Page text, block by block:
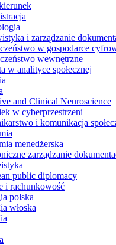
i zarządzanie
w gospodarce
wewnętrzne
w analityce społecznej
and Clinical Neuroscience
w cyberprzestrzeni
i komunikacja
menedżerska
zarządzanie
public diplomacy
i rachunkowość
polska
włoska